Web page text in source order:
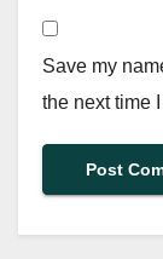
Save my
the next time